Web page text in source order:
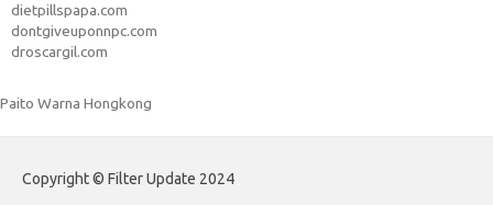
dietpillspapa.com
dontgiveuponnpc.com
droscargil.com
Paito Warna Hongkong
Copyright © Filter Update 2024